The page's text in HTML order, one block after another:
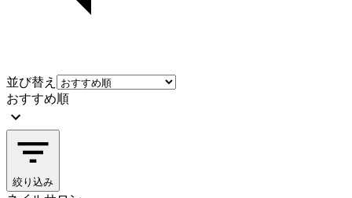
並び替え
おすすめ順
絞り込み